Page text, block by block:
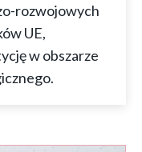
rozwojowych
UE,
w obszarze